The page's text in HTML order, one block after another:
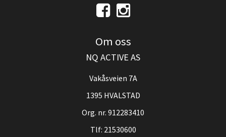
Om oss
NQ ACTIVE AS
Vakåsveien 7A
1395 HVALSTAD
Org. nr. 912283410
Tlf: 21530600